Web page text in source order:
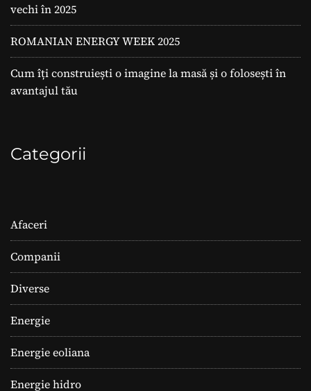
vechi în 2025
ROMANIAN ENERGY WEEK 2025
Cum îți construiești o imagine la masă și o folosești în
avantajul tău
Categorii
Afaceri
Companii
Diverse
Energie
Energie eoliana
Energie hidro